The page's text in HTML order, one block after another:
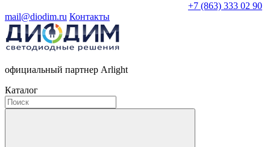
+7 (863) 333 02 90
mail@diodim.ru Контакты
официальный партнер Arlight
Каталог